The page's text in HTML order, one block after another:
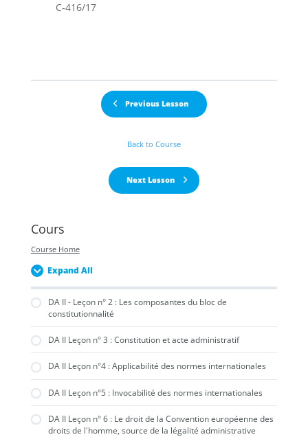
C‑416/17
Previous Lesson
Back to Course
Next Lesson
Cours
Course Home
Expand All
DA II - Leçon n° 2 : Les composantes du bloc de
constitutionnalité
DA II Leçon n° 3 : Constitution et acte administratif
DA II Leçon n°4 : Applicabilité des normes internationales
DA II Leçon n°5 : Invocabilité des normes internationales
DA II Leçon n° 6 : Le droit de la Convention européenne des
droits de l'homme, source de la légalité administrative